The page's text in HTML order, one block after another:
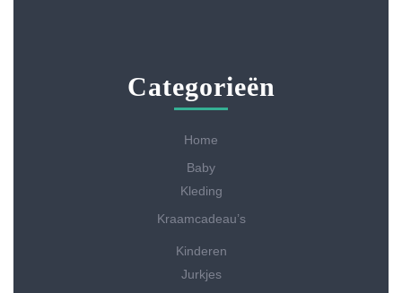
Categorieën
Home
Baby
Kleding
Kraamcadeau’s
Kinderen
Jurkjes